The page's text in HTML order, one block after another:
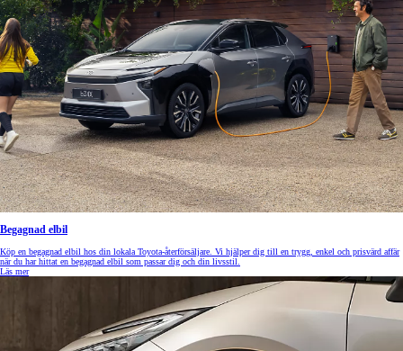
Begagnad elbil
Köp en begagnad elbil hos din lokala Toyota-återförsäljare. Vi hjälper dig till en trygg, enkel och prisvärd affär
när du har hittat en begagnad elbil som passar dig och din livsstil.
Läs mer